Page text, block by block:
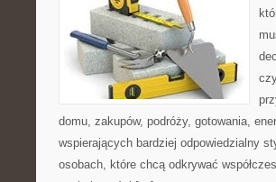
domu, zakupów, podróży, gotowania,
wspierających bardziej odpowiedzialny
osobach, które chcą odkrywać